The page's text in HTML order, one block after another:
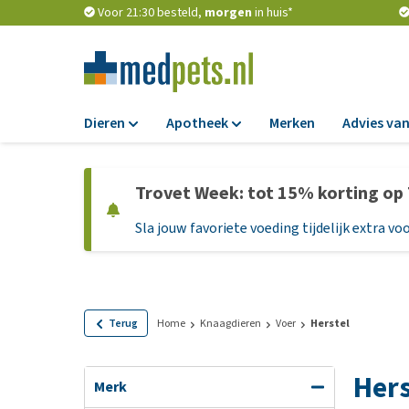
Voor 21:30 besteld, morgen in huis*
Dieren
Hondenbrokken
Natvoer
Graanvrij
Glutenvrij
Apotheek
Vlooien en teken
Ontworming
Probiotica en
Medische
Merken Advies
Trovet Week: tot 15% korting
Sla jouw favoriete voeding tijdelijk extra
Terug Home Knaagdieren Voer Herstel
Merk